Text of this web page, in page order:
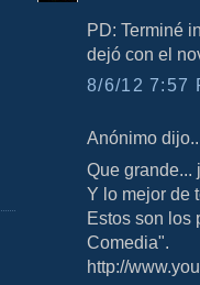
PD: Terminé
dejó con el
8/6/12 7:57
Anónimo
Que grande...
Y lo mejor de
Estos son los
Comedia".
http://